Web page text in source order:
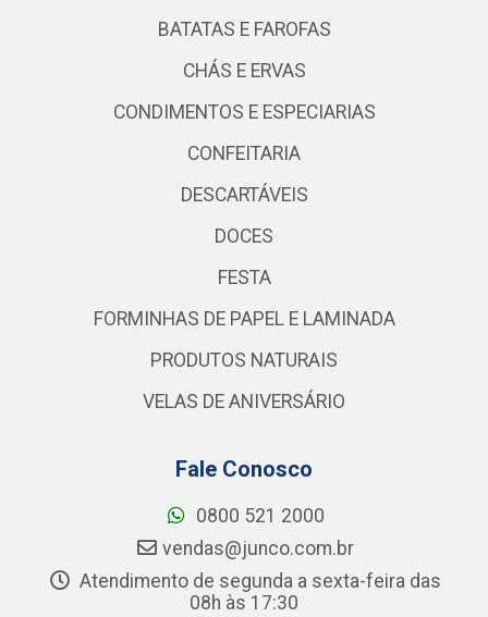
BATATAS E FAROFAS
CHÁS E ERVAS
CONDIMENTOS E ESPECIARIAS
CONFEITARIA
DESCARTÁVEIS
DOCES
FESTA
FORMINHAS DE PAPEL E LAMINADA
PRODUTOS NATURAIS
VELAS DE ANIVERSÁRIO
Fale Conosco
0800 521 2000
vendas@junco.com.br
Atendimento de segunda a sexta-feira das
08h às 17:30